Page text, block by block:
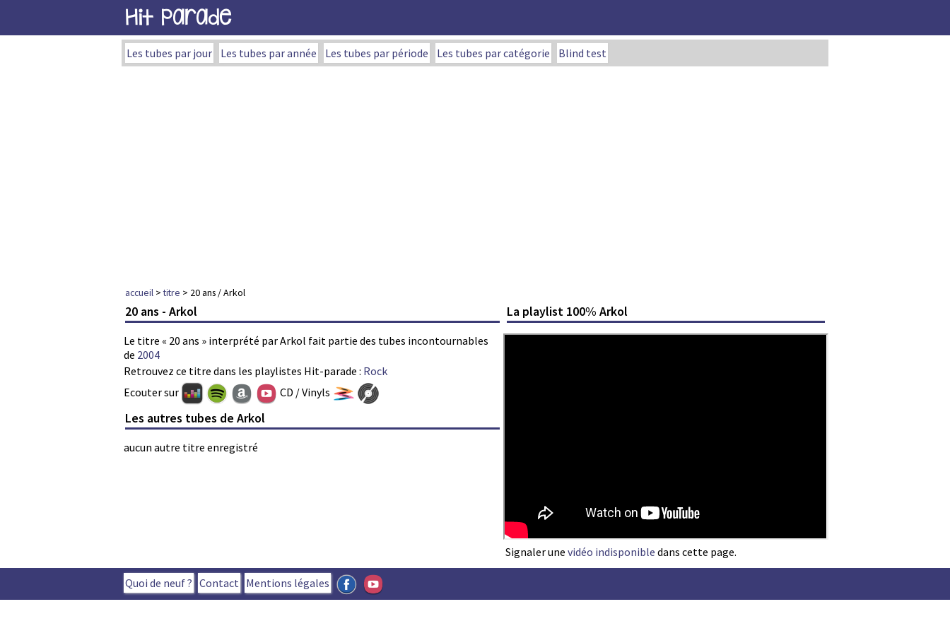
Hit Parade
Les tubes par jour Les tubes par année Les tubes par période Les tubes par catégorie Blind test
accueil >titre > 20 ans / Arkol
20 ans - Arkol
Le titre « 20 ans » interprété par Arkol fait partie des tubes incontournables
de 2004
Retrouvez ce titre dans les playlistes Hit-parade : Rock
La playlist 100% Arkol
Signaler une vidéo indisponible dans cette page.
Ecouter sur CD / Vinyls
Les autres tubes de Arkol
aucun autre titre enregistré
Quoi de neuf ? Contact Mentions légales